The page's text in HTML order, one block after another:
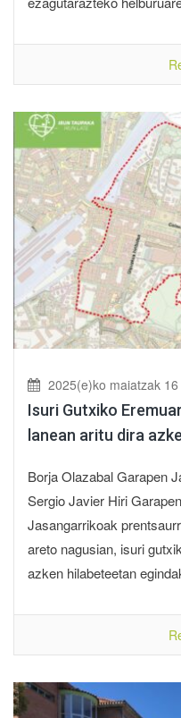
2025(e)ko maiatzak 16
Isuri Gutxiko
lanean aritu dira
Borja Olazabal Garapen
Sergio Javier Hiri
Jasangarrikoak
areto nagusian, isuri
azken hilabeteetan